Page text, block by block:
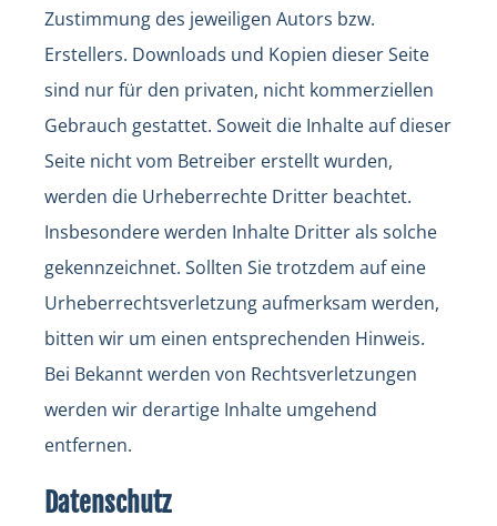
Zustimmung des jeweiligen Autors bzw.
Erstellers. Downloads und Kopien dieser Seite
sind nur für den privaten, nicht kommerziellen
Gebrauch gestattet. Soweit die Inhalte auf dieser
Seite nicht vom Betreiber erstellt wurden,
werden die Urheberrechte Dritter beachtet.
Insbesondere werden Inhalte Dritter als solche
gekennzeichnet. Sollten Sie trotzdem auf eine
Urheberrechtsverletzung aufmerksam werden,
bitten wir um einen entsprechenden Hinweis.
Bei Bekannt werden von Rechtsverletzungen
werden wir derartige Inhalte umgehend
entfernen.
Datenschutz